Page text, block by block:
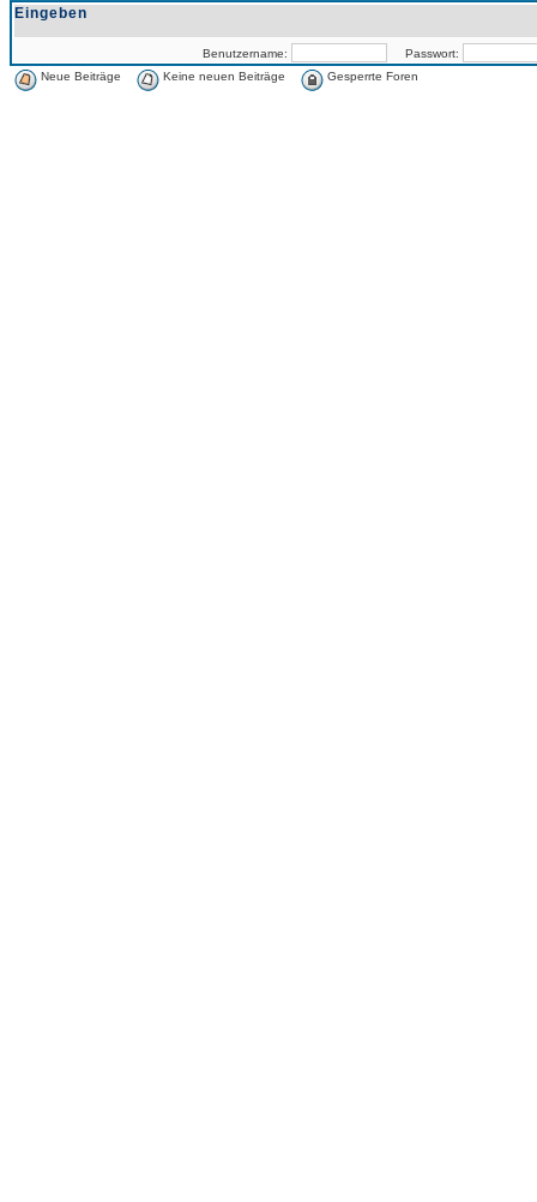
Eingeben
Benutzername:
Passwort:
Neue Beiträge
Keine neuen Beiträge Gesperrte Foren